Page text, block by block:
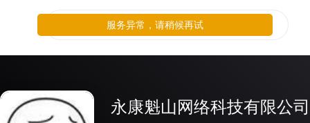
永康魁山网络科技有限公司
服务异常，请稍候再试